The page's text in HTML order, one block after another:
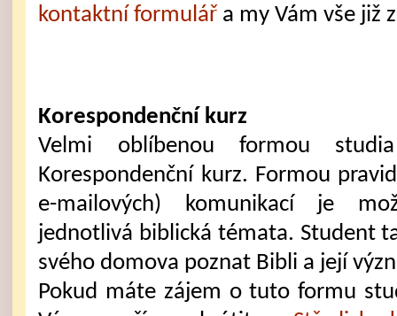
kontaktní formulář a my Vám vše již
Korespondenční kurz
Velmi oblíbenou formou
Korespondenční kurz. Formou
e-mailových) komunikací je
jednotlivá biblická témata. Student
svého domova poznat Bibli a její
Pokud máte zájem o tuto formu